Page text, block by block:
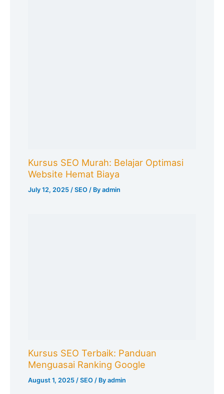
Kursus SEO Murah: Belajar Optimasi
Website Hemat Biaya
July 12, 2025 /SEO / Byadmin
Kursus SEO Terbaik: Panduan
Menguasai Ranking Google
August 1, 2025/SEO / Byadmin